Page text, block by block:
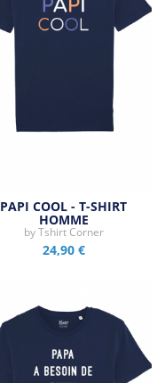
PAPI COOL - T-SHIRT
HOMME
byTshirt Corner
24,90 €